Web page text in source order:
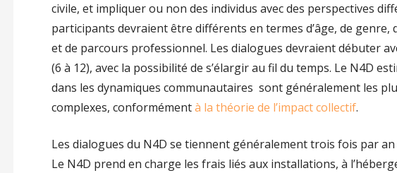
civile, et impliquer ou non des individus avec des perspectives
participants devraient être différents en termes d’âge, de genre,
et de parcours professionnel. Les dialogues devraient débuter
(6 à 12), avec la possibilité de s’élargir au fil du temps. Le N4D
dans les dynamiques communautaires sont généralement les
complexes, conformémentà la théorie de l’impact collectif.
Les dialogues du N4D se tiennent généralement trois fois par
Le N4D prend en charge les frais liés aux installations, à